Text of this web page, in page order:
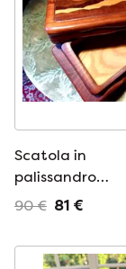
Scatola in
palissandro
brasiliano, 1970
90 € 81 €